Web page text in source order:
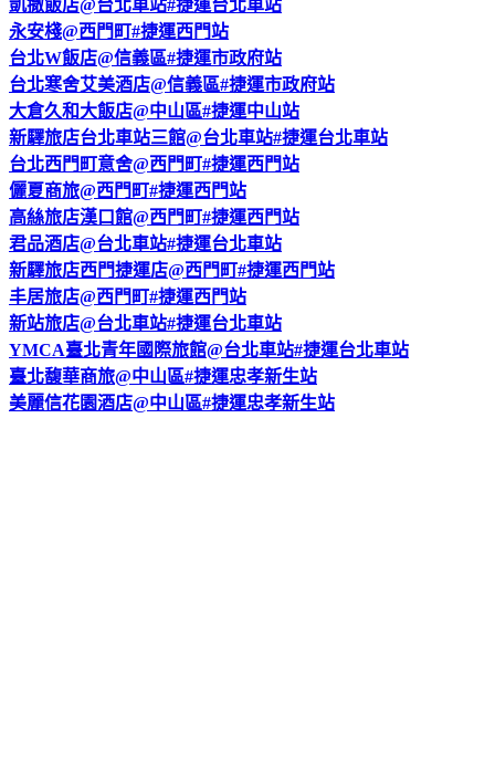
凱撒飯店@台北車站#捷運台北車站
永安棧@西門町#捷運西門站
台北W飯店@信義區#捷運市政府站
台北寒舍艾美酒店@信義區#捷運市政府站
大倉久和大飯店@中山區#捷運中山站
新驛旅店台北車站三館@台北車站#捷運台北車站
台北西門町意舍@西門町#捷運西門站
儷夏商旅@西門町#捷運西門站
高絲旅店漢口館@西門町#捷運西門站
君品酒店@台北車站#捷運台北車站
新驛旅店西門捷運店@西門町#捷運西門站
丰居旅店@西門町#捷運西門站
新站旅店@台北車站#捷運台北車站
YMCA臺北青年國際旅館@台北車站#捷運台北車站
臺北馥華商旅@中山區#捷運忠孝新生站
美麗信花園酒店@中山區#捷運忠孝新生站